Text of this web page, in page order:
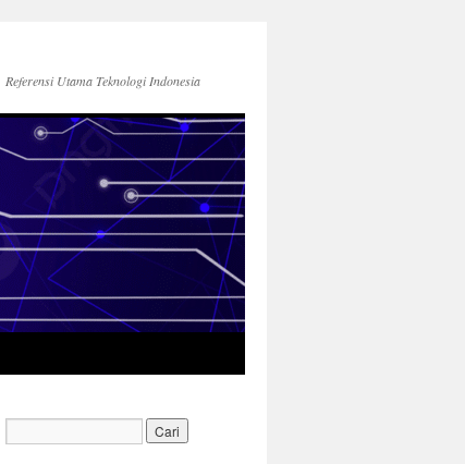
Referensi Utama Teknologi Indonesia